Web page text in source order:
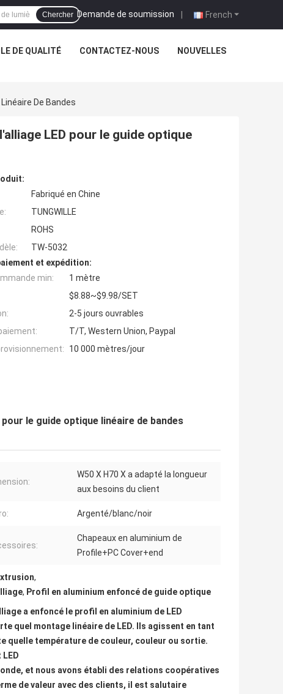
French
Demande de soumission |
Chercher
DE QUALITÉ CONTACTEZ-NOUS NOUVELLES
De Bandes
LED pour le guide optique
Fabriqué en Chine
TUNGWILLE
ROHS
TW-5032
et expédition:
min:
1 mètre
$8.88~$9.98/SET
2-5 jours ouvrables
T/T, Western Union, Paypal
10 000 mètres/jour
le guide optique linéaire de bandes
W50 X H70 X a adapté la longueur
aux besoins du client
Argenté/blanc/noir
Chapeaux en aluminium de
Profile+PC Cover+end
,
, Profil en aluminium enfoncé de guide optique
a enfoncé le profil en aluminium de LED
quel montage linéaire de LED. Ils agissent en tant
quelle température de couleur, couleur ou sortie.
et nous avons établi des relations coopératives
de valeur avec des clients, il est salutaire